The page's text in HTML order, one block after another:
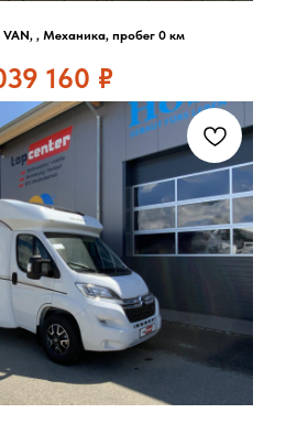
, Механика, пробег 0 км
160 ₽